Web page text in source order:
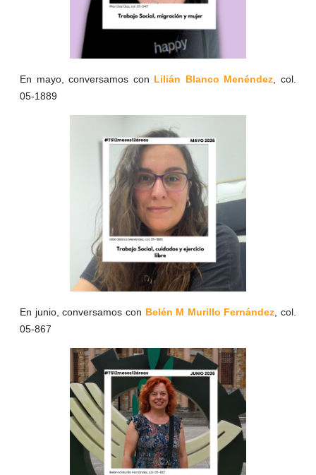
En mayo, conversamos con Lilián Blanco Menéndez , col.
05-1889
En junio, conversamos con Belén M Murillo Fernández , col.
05-867